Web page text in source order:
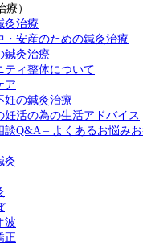
）
灸治療
・安産のための鍼灸治療
鍼灸治療
ティ整体について
ア
妊の鍼灸治療
妊活の為の生活アドバイス
談Q&A – よくあるお悩みお
灸
波
正